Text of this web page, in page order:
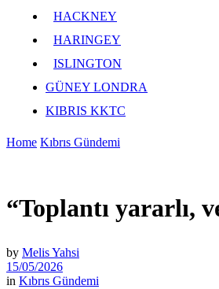
HACKNEY
HARINGEY
ISLINGTON
GÜNEY LONDRA
KIBRIS KKTC
Home Kıbrıs Gündemi
“Toplantı yararlı,
by Melis Yahsi
15/05/2026
in Kıbrıs Gündemi